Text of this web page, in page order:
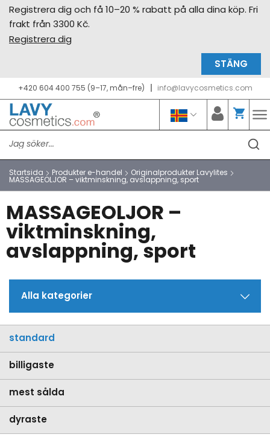
Registrera dig och få 10–20 % rabatt på alla dina köp. Fri
frakt från 3300 Kč.
Registrera dig
STÄNG
+420 604 400 755 (9–17, mån–fre) info@lavycosmetics.com
Startsida Produkter e-handel
Originalprodukter Lavylites
MASSAGEOLJOR – viktminskning, avslappning, sport
MASSAGEOLJOR –
viktminskning,
avslappning, sport
standard
billigaste
mest sålda
dyraste
Alla kategorier